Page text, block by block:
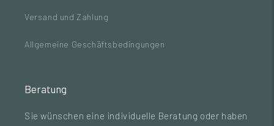
Versand und Zahlung
Allgemeine Geschäftsbedingungen
Beratung
Sie wünschen eine individuelle Beratung oder haben